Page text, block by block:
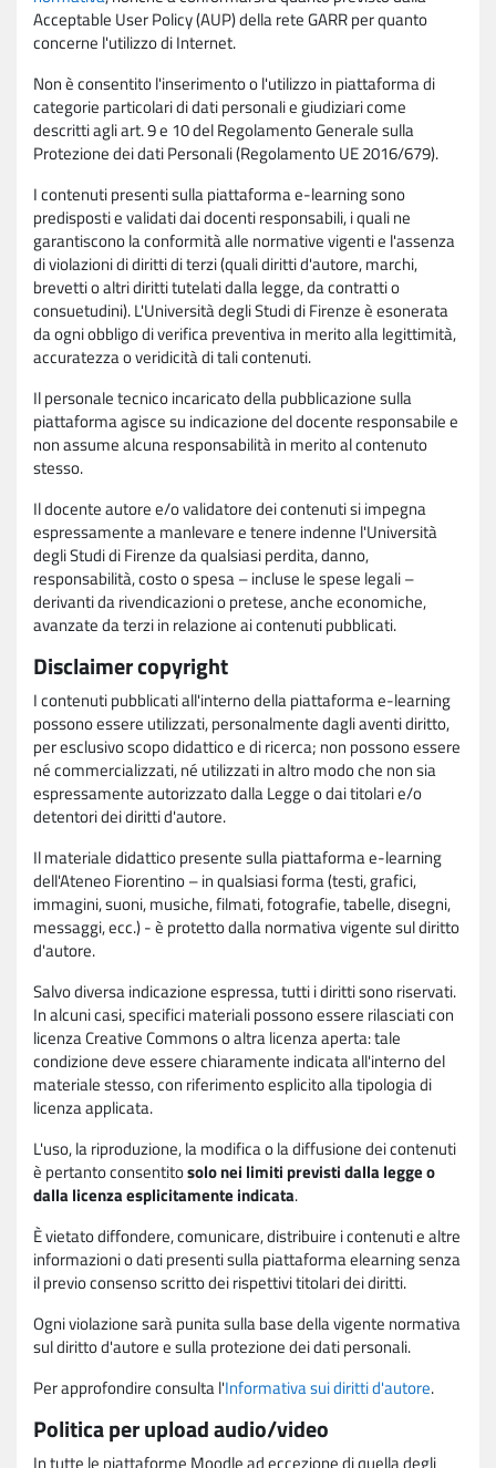
Acceptable User Policy (AUP) della rete GARR per quanto
concerne l'utilizzo di Internet.
Non è consentito l'inserimento o l'utilizzo in piattaforma di
categorie particolari di dati personali e giudiziari come
descritti agli art. 9 e 10 del Regolamento Generale sulla
Protezione dei dati Personali (Regolamento UE 2016/679).
I contenuti presenti sulla piattaforma e-learning sono
predisposti e validati dai docenti responsabili, i quali ne
garantiscono la conformità alle normative vigenti e l'assenza
di violazioni di diritti di terzi (quali diritti d'autore, marchi,
brevetti o altri diritti tutelati dalla legge, da contratti o
consuetudini). L'Università degli Studi di Firenze è esonerata
da ogni obbligo di verifica preventiva in merito alla legittimità,
accuratezza o veridicità di tali contenuti.
Il personale tecnico incaricato della pubblicazione sulla
piattaforma agisce su indicazione del docente responsabile e
non assume alcuna responsabilità in merito al contenuto
stesso.
Il docente autore e/o validatore dei contenuti si impegna
espressamente a manlevare e tenere indenne l'Università
degli Studi di Firenze da qualsiasi perdita, danno,
responsabilità, costo o spesa – incluse le spese legali –
derivanti da rivendicazioni o pretese, anche economiche,
avanzate da terzi in relazione ai contenuti pubblicati.
Disclaimer copyright
I contenuti pubblicati all'interno della piattaforma e-learning
possono essere utilizzati, personalmente dagli aventi diritto,
per esclusivo scopo didattico e di ricerca; non possono essere
né commercializzati, né utilizzati in altro modo che non sia
espressamente autorizzato dalla Legge o dai titolari e/o
detentori dei diritti d'autore.
Il materiale didattico presente sulla piattaforma e-learning
dell'Ateneo Fiorentino – in qualsiasi forma (testi, grafici,
immagini, suoni, musiche, filmati, fotografie, tabelle, disegni,
messaggi, ecc.) - è protetto dalla normativa vigente sul diritto
d'autore.
Salvo diversa indicazione espressa, tutti i diritti sono riservati.
In alcuni casi, specifici materiali possono essere rilasciati con
licenza Creative Commons o altra licenza aperta: tale
condizione deve essere chiaramente indicata all'interno del
materiale stesso, con riferimento esplicito alla tipologia di
licenza applicata.
L'uso, la riproduzione, la modifica o la diffusione dei contenuti
è pertanto consentitosolo nei limiti previsti dalla legge o
dalla licenza esplicitamente indicata.
È vietato diffondere, comunicare, distribuire i contenuti e altre
informazioni o dati presenti sulla piattaforma elearning senza
il previo consenso scritto dei rispettivi titolari dei diritti.
Ogni violazione sarà punita sulla base della vigente normativa
sul diritto d'autore e sulla protezione dei dati personali.
Per approfondire consulta l'Informativa sui diritti d'autore.
Politica per upload audio/video
In tutte le piattaforme Moodle ad eccezione di quella degli